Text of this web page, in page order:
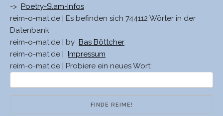
-> Poetry-Slam-Infos
reim-o-mat.de | Es befinden sich 744112 Wörter in der
Datenbank
reim-o-mat.de | by Bas Böttcher
reim-o-mat.de |
Impressum
reim-o-mat.de | Probiere ein neues Wort: